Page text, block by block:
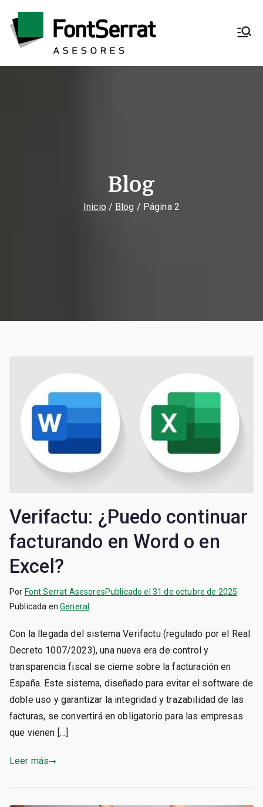
contenido
Font Serrat
Asesores
Blog
Inicio Blog Página 2
Verifactu: ¿Puedo continuar
facturando en Word o en
Excel?
Por Font Serrat AsesoresPublicado el 31 de octubre de 2025
Publicada enGeneral
Con la llegada del sistema Verifactu (regulado por el Real
Decreto 1007/2023), una nueva era de control y
transparencia fiscal se cierne sobre la facturación en
España. Este sistema, diseñado para evitar el software de
doble uso y garantizar la integridad y trazabilidad de las
facturas, se convertirá en obligatorio para las empresas
que vienen […]
Leer más